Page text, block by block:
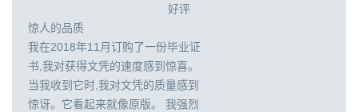
好评
惊人的品质
我在2018年11月订购了一份毕业证
书,我对获得文凭的速度感到惊喜。
当我收到它时,我对文凭的质量感到
惊讶。它看起来就像原版。 我强烈